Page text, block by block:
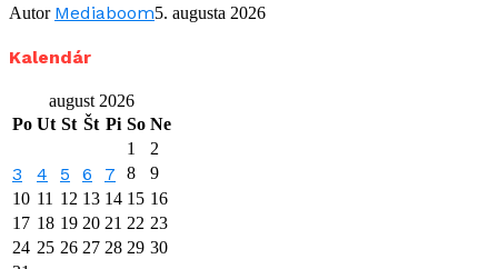
Autor Mediaboom5. augusta 2026
Kalendár
august 2026
Po Ut St Št Pi So Ne
1
2
3 4 5 6 7 8
9
10 11 12 13 14 15 16
17 18 19 20 21 22 23
24 25 26 27 28 29 30